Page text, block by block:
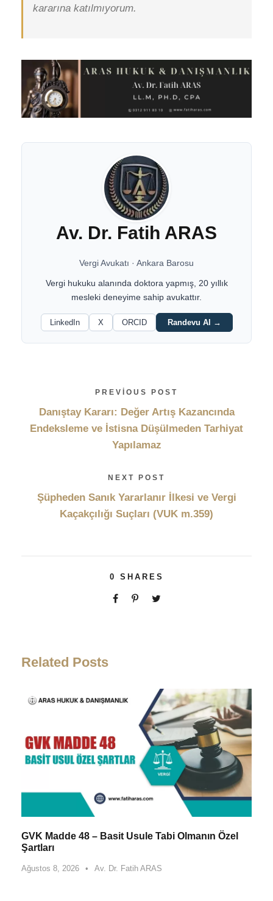
kararına katılmıyorum.
Av. Dr. Fatih ARAS
Vergi Avukatı · Ankara Barosu
Vergi hukuku alanında doktora yapmış, 20 yıllık
mesleki deneyime sahip avukattır.
LinkedIn X ORCID Randevu Al →
PREVIOUS POST
Danıştay Kararı: Değer Artış Kazancında
Endeksleme ve İstisna Düşülmeden Tarhiyat
Yapılamaz
NEXT POST
Şüpheden Sanık Yararlanır İlkesi ve Vergi
Kaçakçılığı Suçları (VUK m.359)
0 SHARES
Related Posts
GVK Madde 48 – Basit Usule Tabi Olmanın Özel
Şartları
Ağustos 8, 2026 • Av. Dr. Fatih ARAS